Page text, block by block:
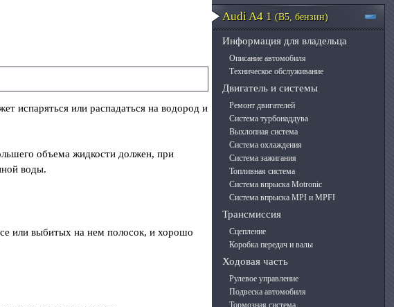
испаряться или распадаться на водород и
объема жидкости должен, при
воды.
или выбитых на нем полосок, и хорошо
Audi A4 1 (B5, бензин)
Информация для владельца
Описание автомобиля
Техническое обслуживание
Двигатель и системы
Ремонт двигателей
Система турбонаддува
Выхлопная система
Система охлаждения
Система зажигания
Топливная система
Система впрыска Motronic
Система впрыска MPI и MPFI
Трансмиссия
Сцепление
Коробка передач и валы
Ходовая часть
Рулевое управление
Подвеска автомобиля
Тормозная система